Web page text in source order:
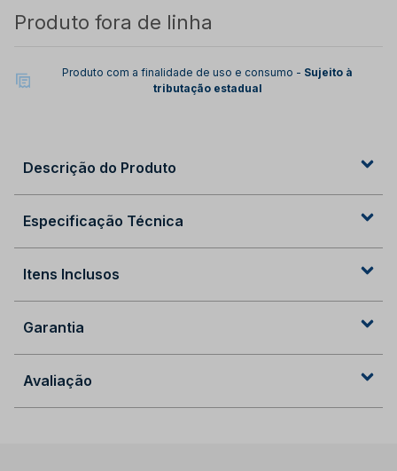
Produto fora de linha
Produto com a finalidade de uso e consumo - Sujeito à
tributação estadual
Descrição do Produto
Especificação Técnica
Itens Inclusos
Garantia
Avaliação